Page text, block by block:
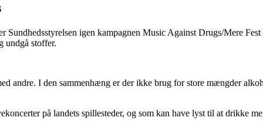
Sundhedsstyrelsen igen kampagnen Music Against Drugs/Mere
undgå stoffer.
andre. I den sammenhæng er der ikke brug for store mængder
på landets spillesteder, og som kan have lyst til at drikke